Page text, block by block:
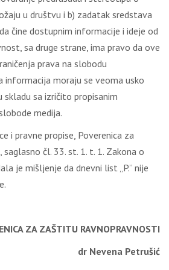
u društvu i b) zadatak sredstava
čine dostupnim informacije i ideje od
sa druge strane, ima pravo da ove
prava na slobodu
informacija moraju se veoma usko
sa izričito propisanim
medija.
i pravne propise, Poverenica za
čl. 33. st. 1. t. 1. Zakona o
je mišljenje da dnevni list „P.” nije
ZA ZAŠTITU RAVNOPRAVNOSTI
dr Nevena Petrušić